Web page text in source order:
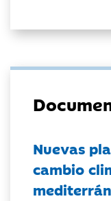
Nuevas
cambio